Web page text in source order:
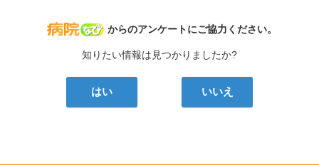
病院なび
からのアンケートにご協力ください。
知りたい情報は見つかりましたか?
はい いいえ